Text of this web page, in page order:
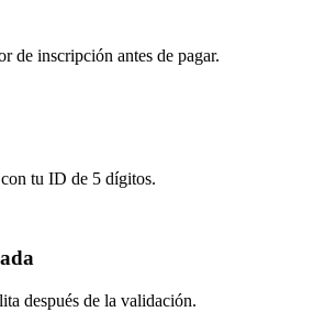
de inscripción antes de pagar.
tu ID de 5 dígitos.
después de la validación.